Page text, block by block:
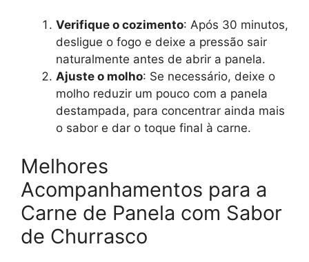
Verifique o cozimento: Após 30 minutos,
desligue o fogo e deixe a pressão sair
naturalmente antes de abrir a panela.
Ajuste o molho: Se necessário, deixe o
molho reduzir um pouco com a panela
destampada, para concentrar ainda mais
o sabor e dar o toque final à carne.
Melhores
Acompanhamentos para a
Carne de Panela com Sabor
de Churrasco